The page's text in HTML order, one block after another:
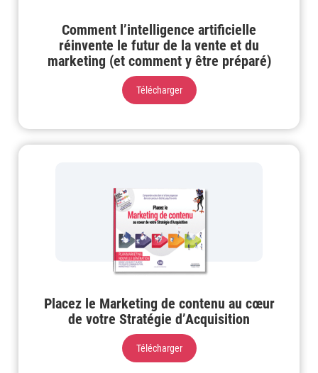
Comment l’intelligence artificielle
réinvente le futur de la vente et du
marketing (et comment y être préparé)
Télécharger
Placez le Marketing de contenu au cœur
de votre Stratégie d’Acquisition
Télécharger